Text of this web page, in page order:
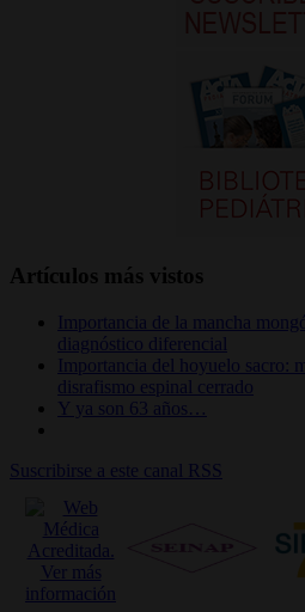
Artículos más vistos
Importancia de la mancha
diagnóstico diferencial
Importancia del hoyuelo sacro:
disrafismo espinal cerrado
Y ya son 63 años…
Suscribirse a este canal RSS